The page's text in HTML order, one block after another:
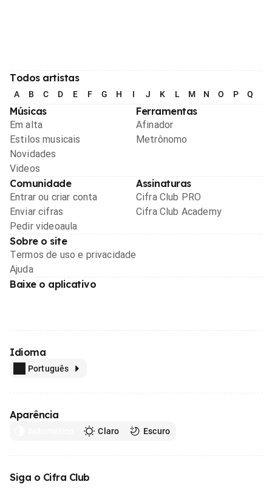
Todos artistas
A B C D E F G H I J K L M N O P Q
Músicas
Em alta
Estilos musicais
Novidades
Videos
Ferramentas
Afinador
Metrônomo
Comunidade
Entrar ou criar conta
Enviar cifras
Pedir videoaula
Assinaturas
Cifra Club PRO
Cifra Club Academy
Sobre o site
Termos de uso e privacidade
Ajuda
Baixe o aplicativo
Idioma
Português
Aparência
Claro Escuro
Siga o Cifra Club